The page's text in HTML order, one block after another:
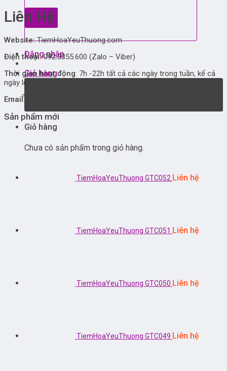
Đăng nhập
Giỏ hàng
Giỏ hàng
Chưa có sản phẩm trong giỏ hàng.
Liên Hệ
Website:TiemHoaYeuThuong.com
Điện thoại:092.3355.600 (Zalo – Viber)
Thời gian hoạt động: 7h -22h tất cả các ngày trong tuần, kể cả
ngày lễ
Email: TiemHoaYeuThuong.com@gmail.com
Sản phẩm mới
TiemHoaYeuThuong GTC052 Liên hệ
TiemHoaYeuThuong GTC051 Liên hệ
TiemHoaYeuThuong GTC050 Liên hệ
TiemHoaYeuThuong GTC049 Liên hệ